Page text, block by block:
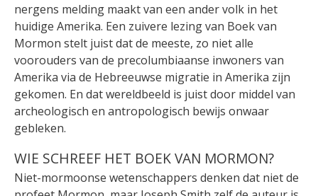
nergens melding maakt van een ander volk in het
huidige Amerika. Een zuivere lezing van Boek van
Mormon stelt juist dat de meeste, zo niet alle
voorouders van de precolumbiaanse inwoners van
Amerika via de Hebreeuwse migratie in Amerika zijn
gekomen. En dat wereldbeeld is juist door middel van
archeologisch en antropologisch bewijs onwaar
gebleken.
WIE SCHREEF HET BOEK VAN MORMON?
Niet-mormoonse wetenschappers denken dat niet de